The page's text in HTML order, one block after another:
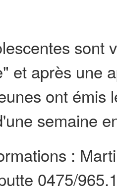
sont
et après une
ont émis
semaine
:
0475/